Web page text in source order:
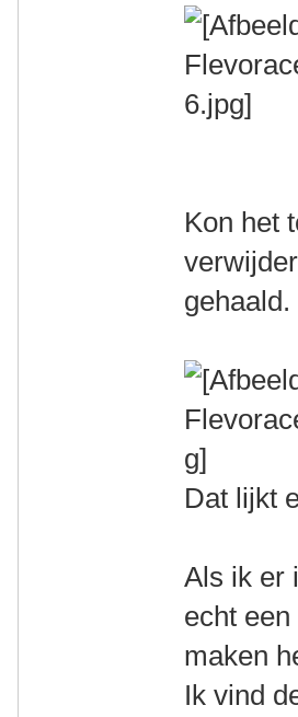
Kon het
gehaald.
Dat lijkt
Als ik er
echt
maken
Ik vind